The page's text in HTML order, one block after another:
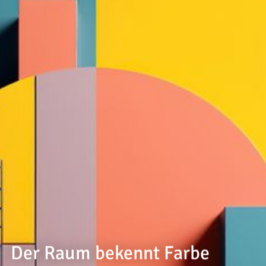
--
Der Raum bekennt Farbe